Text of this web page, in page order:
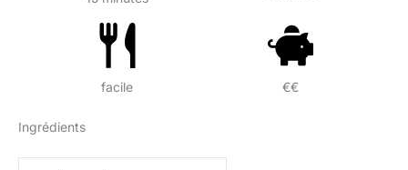
facile €€
Ingrédients